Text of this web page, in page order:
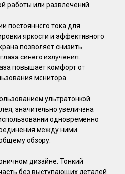
работы или развлечений.
постоянного тока для
яркости и эффективного
позволяет снизить
синего излучения.
повышает комфорт от
монитора.
ультратонкой
значительно увеличена
одновременно
между ними
обзору.
дизайне. Тонкий
без выступающих деталей